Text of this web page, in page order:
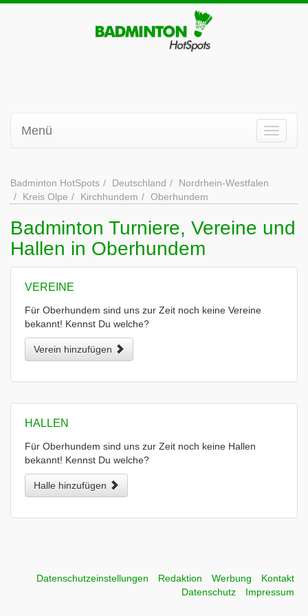
Menü
Badminton HotSpots Deutschland
Nordrhein-Westfalen
Kreis Olpe
Kirchhundem Oberhundem
Badminton Turniere, Vereine und
Hallen in Oberhundem
VEREINE
Für Oberhundem sind uns zur Zeit noch keine Vereine
bekannt! Kennst Du welche?
Verein hinzufügen
HALLEN
Für Oberhundem sind uns zur Zeit noch keine Hallen
bekannt! Kennst Du welche?
Halle hinzufügen
Datenschutzeinstellungen Redaktion Werbung
Kontakt
Datenschutz
Impressum